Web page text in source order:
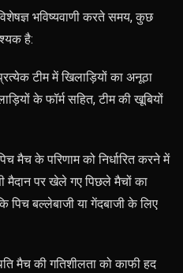
भविष्यवाणी करते समय, कुछ
है:
टीम में खिलाड़ियों का अनूठा
के फॉर्म सहित, टीम की खूबियों
मैच के परिणाम को निर्धारित करने में
मैदान पर खेले गए पिछले मैचों का
बल्लेबाजी या गेंदबाजी के लिए
मैच की गतिशीलता को काफी हद